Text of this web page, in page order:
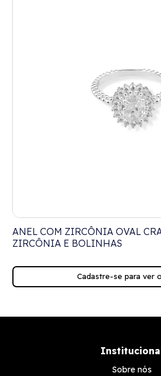
ANEL COM ZIRCÔNIA OVAL
ZIRCÔNIA E BOLINHAS
Cadastre-se para ver
Sobre nós